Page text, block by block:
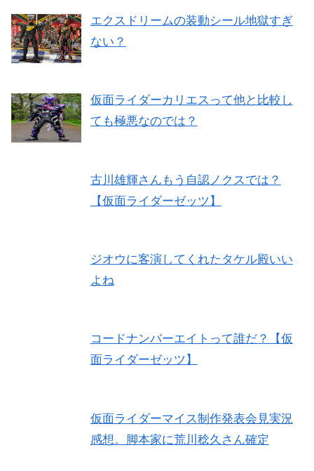
エクスドリームの装動シール地獄すぎ
ない？
仮面ライダーカリエスって他と比較し
ても極悪なのでは？
古川雄輝さんもう自認ノクスでは？
【仮面ライダーゼッツ】
ジオウに客演してくれたタケル殿いい
よね
コードナンバーエイトって誰だ？【仮
面ライダーゼッツ】
仮面ライダーマイス制作発表会見実況
感想。脚本家に荒川稔久さん確定